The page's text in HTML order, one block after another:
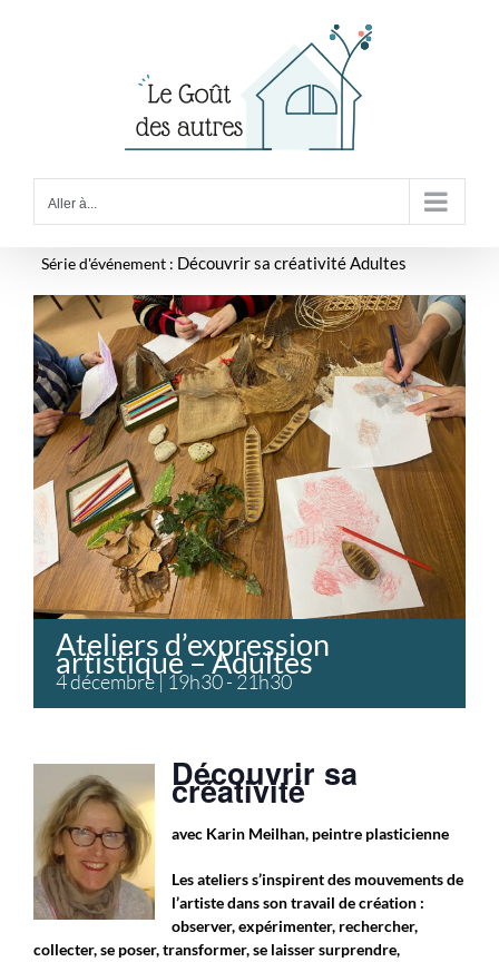
Aller à...
Série d'événement : Découvrir sa créativité Adultes
Ateliers d’expression
artistique – Adultes
4 décembre | 19h30-21h30
Découvrir sa
créativité
avec Karin Meilhan, peintre plasticienne
Les ateliers s’inspirent des mouvements de
l’artiste dans son travail de création :
observer, expérimenter, rechercher,
collecter, se poser, transformer, se laisser surprendre,